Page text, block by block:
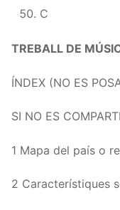
C
TREBALL DE
ÍNDEX (NO ES
SI NO ES
1 Mapa del país o
2 Característiques